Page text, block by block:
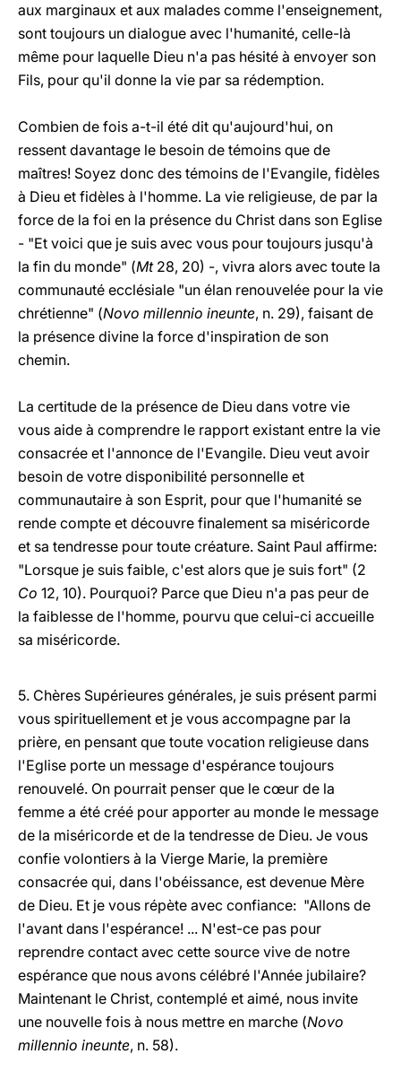
aux marginaux et aux malades comme l'enseignement,
sont toujours un dialogue avec l'humanité, celle-là
même pour laquelle Dieu n'a pas hésité à envoyer son
Fils, pour qu'il donne la vie par sa rédemption.
Combien de fois a-t-il été dit qu'aujourd'hui, on
ressent davantage le besoin de témoins que de
maîtres! Soyez donc des témoins de l'Evangile, fidèles
à Dieu et fidèles à l'homme. La vie religieuse, de par la
force de la foi en la présence du Christ dans son Eglise
- "Et voici que je suis avec vous pour toujours jusqu'à
la fin du monde" (Mt28, 20) -, vivra alors avec toute la
communauté ecclésiale "un élan renouvelée pour la vie
chrétienne" (Novo millennio ineunte, n. 29), faisant de
la présence divine la force d'inspiration de son
chemin.
La certitude de la présence de Dieu dans votre vie
vous aide à comprendre le rapport existant entre la vie
consacrée et l'annonce de l'Evangile. Dieu veut avoir
besoin de votre disponibilité personnelle et
communautaire à son Esprit, pour que l'humanité se
rende compte et découvre finalement sa miséricorde
et sa tendresse pour toute créature. Saint Paul affirme:
"Lorsque je suis faible, c'est alors que je suis fort" (2
Co 12, 10). Pourquoi? Parce que Dieu n'a pas peur de
la faiblesse de l'homme, pourvu que celui-ci accueille
sa miséricorde.
5. Chères Supérieures générales, je suis présent parmi
vous spirituellement et je vous accompagne par la
prière, en pensant que toute vocation religieuse dans
l'Eglise porte un message d'espérance toujours
renouvelé. On pourrait penser que le cœur de la
femme a été créé pour apporter au monde le message
de la miséricorde et de la tendresse de Dieu. Je vous
confie volontiers à la Vierge Marie, la première
consacrée qui, dans l'obéissance, est devenue Mère
de Dieu. Et je vous répète avec confiance: "Allons de
l'avant dans l'espérance! ... N'est-ce pas pour
reprendre contact avec cette source vive de notre
espérance que nous avons célébré l'Année jubilaire?
Maintenant le Christ, contemplé et aimé, nous invite
une nouvelle fois à nous mettre en marche (Novo
millennio ineunte, n. 58).